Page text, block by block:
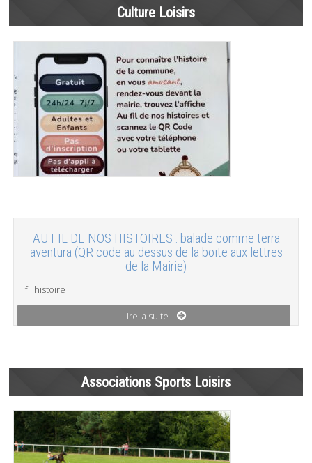
Culture Loisirs
AU FIL DE NOS HISTOIRES : balade comme terra
aventura (QR code au dessus de la boite aux lettres
de la Mairie)
fil histoire
Lire la suite
Associations Sports Loisirs